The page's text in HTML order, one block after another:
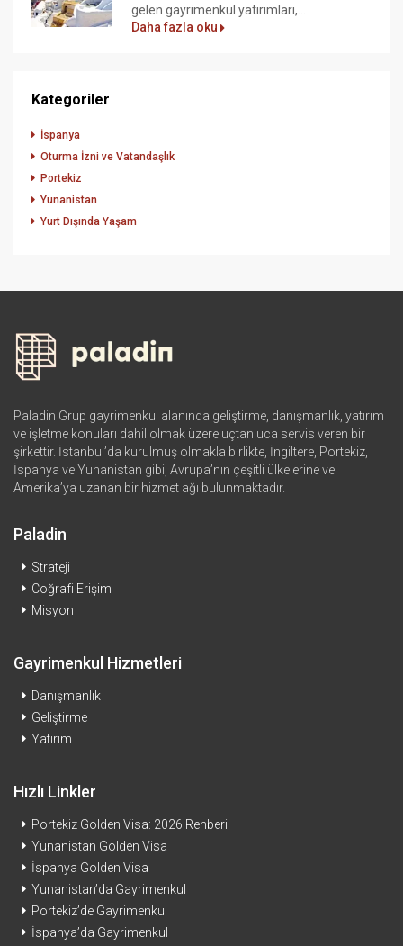
gelen gayrimenkul yatırımları,...
Daha fazla oku
Kategoriler
İspanya
Oturma İzni ve Vatandaşlık
Portekiz
Yunanistan
Yurt Dışında Yaşam
Paladin Grup gayrimenkul alanında geliştirme, danışmanlık, yatırım
ve işletme konuları dahil olmak üzere uçtan uca servis veren bir
şirkettir. İstanbul’da kurulmuş olmakla birlikte, İngiltere, Portekiz,
İspanya ve Yunanistan gibi, Avrupa’nın çeşitli ülkelerine ve
Amerika’ya uzanan bir hizmet ağı bulunmaktadır.
Paladin
Strateji
Coğrafi Erişim
Misyon
Gayrimenkul Hizmetleri
Danışmanlık
Geliştirme
Yatırım
Hızlı Linkler
Portekiz Golden Visa: 2026 Rehberi
Yunanistan Golden Visa
İspanya Golden Visa
Yunanistan’da Gayrimenkul
Portekiz’de Gayrimenkul
İspanya’da Gayrimenkul